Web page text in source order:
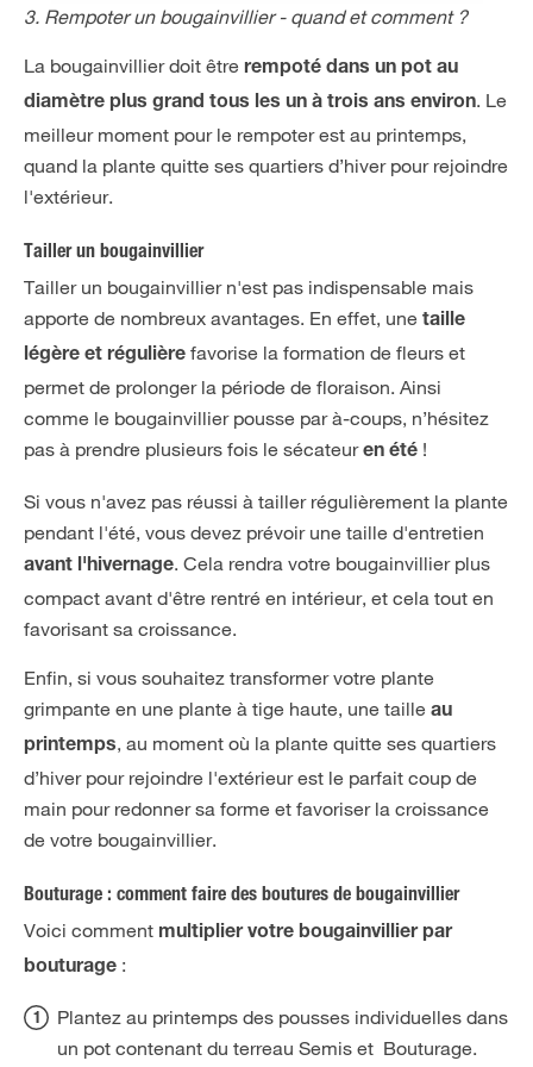
3. Rempoter un bougainvillier - quand et comment ?
La bougainvillier doit être rempoté dans un pot au
diamètre plus grand tous les un à trois ans environ. Le
meilleur moment pour le rempoter est au printemps,
quand la plante quitte ses quartiers d’hiver pour rejoindre
l'extérieur.
Tailler un bougainvillier
Tailler un bougainvillier n'est pas indispensable mais
apporte de nombreux avantages. En effet, une taille
légère et régulière favorise la formation de fleurs et
permet de prolonger la période de floraison. Ainsi
comme le bougainvillier pousse par à-coups, n’hésitez
pas à prendre plusieurs fois le sécateuren été !
Si vous n'avez pas réussi à tailler régulièrement la plante
pendant l'été, vous devez prévoir une taille d'entretien
avant l'hivernage. Cela rendra votre bougainvillier plus
compact avant d'être rentré en intérieur, et cela tout en
favorisant sa croissance.
Enfin, si vous souhaitez transformer votre plante
grimpante en une plante à tige haute, une taille au
printemps, au moment où la plante quitte ses quartiers
d’hiver pour rejoindre l'extérieur est le parfait coup de
main pour redonner sa forme et favoriser la croissance
de votre bougainvillier.
Bouturage : comment faire des boutures de bougainvillier
Voici comment multiplier votre bougainvillier par
bouturage :
Plantez au printemps des pousses individuelles dans
un pot contenant du terreau Semis et Bouturage.